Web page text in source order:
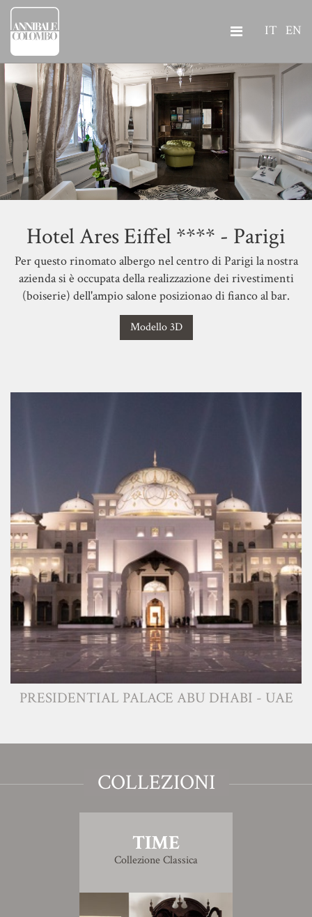
IT EN
Hotel Ares Eiffel **** - Parigi
Per questo rinomato albergo nel centro di Parigi la nostra
azienda si è occupata della realizzazione dei rivestimenti
(boiserie) dell'ampio salone posizionao di fianco al bar.
Modello 3D
PRESIDENTIAL PALACE ABU DHABI - UAE
COLLEZIONI
TIME
Collezione Classica